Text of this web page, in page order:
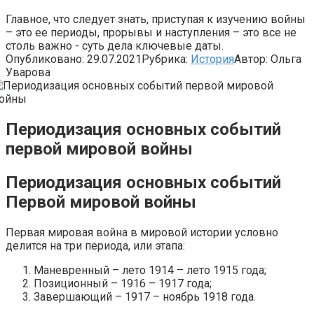
Главное, что следует знать, приступая к изучению войны
– это ее периоды, прорывы и наступления – это все не
столь важно - суть дела ключевые даты.
Опубликовано: 29.07.2021Рубрика: ИсторияАвтор: Ольга
Уварова
Периодизация основных событий
первой мировой войны
Периодизация основных событий
Первой мировой войны
Первая мировая война в мировой истории условно
делится на три периода, или этапа:
Маневренный – лето 1914 – лето 1915 года;
Позиционный – 1916 – 1917 года;
Завершающий – 1917 – ноябрь 1918 года.